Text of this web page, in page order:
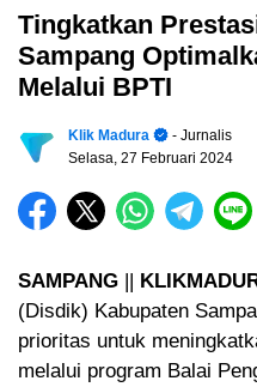
Tingkatkan
Sampang
Melalui BPTI
Klik Madura
- Jurnalis
Selasa, 27 Februari 2024
SAMPANG ||
(Disdik) Kabupaten
prioritas untuk
melalui program Balai